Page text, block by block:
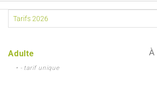
Adulte
• - tarif unique